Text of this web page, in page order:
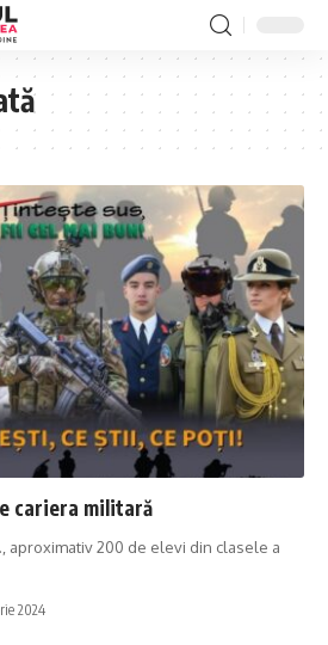
cariera militară
aproximativ 200 de elevi din clasele a
2024